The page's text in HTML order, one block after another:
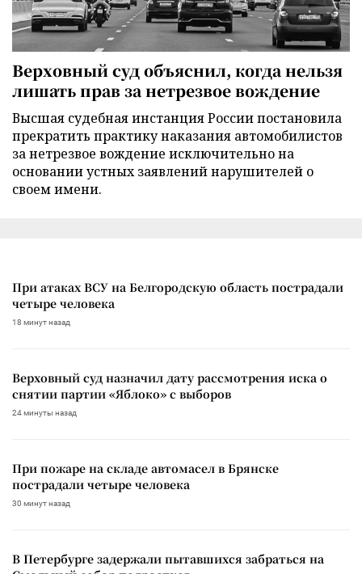
Верховный суд объяснил, когда нельзя
лишать прав за нетрезвое вождение
Высшая судебная инстанция России постановила
прекратить практику наказания автомобилистов
за нетрезвое вождение исключительно на
основании устных заявлений нарушителей о
своем имени.
При атаках ВСУ на Белгородскую область пострадали
четыре человека
18 минут назад
Верховный суд назначил дату рассмотрения иска о
снятии партии «Яблоко» с выборов
24 минуты назад
При пожаре на складе автомасел в Брянске
пострадали четыре человека
30 минут назад
В Петербурге задержали пытавшихся забраться на